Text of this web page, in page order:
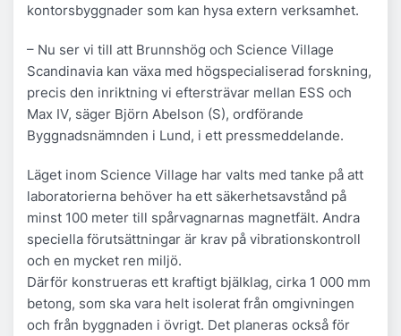
kontorsbyggnader som kan hysa extern verksamhet.
– Nu ser vi till att Brunnshög och Science Village
Scandinavia kan växa med högspecialiserad forskning,
precis den inriktning vi eftersträvar mellan ESS och
Max IV, säger Björn Abelson (S), ordförande
Byggnadsnämnden i Lund, i ett pressmeddelande.
Läget inom Science Village har valts med tanke på att
laboratorierna behöver ha ett säkerhetsavstånd på
minst 100 meter till spårvagnarnas magnetfält. Andra
speciella förutsättningar är krav på vibrationskontroll
och en mycket ren miljö.
Därför konstrueras ett kraftigt bjälklag, cirka 1 000 mm
betong, som ska vara helt isolerat från omgivningen
och från byggnaden i övrigt. Det planeras också för